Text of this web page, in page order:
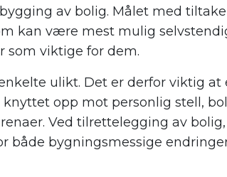
av bolig. Målet med
kan være mest mulig
som viktige for dem.
ulikt. Det er derfor viktig at
opp mot personlig stell,
Ved tilrettelegging av
både bygningsmessige